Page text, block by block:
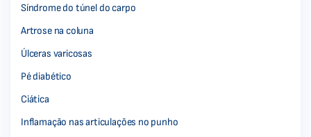
Síndrome do túnel do carpo
Artrose na coluna
Úlceras varicosas
Pé diabético
Ciática
Inflamação nas articulações no punho